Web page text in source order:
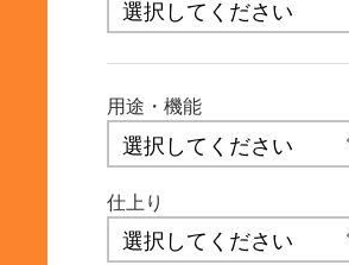
用途・機能
仕上り